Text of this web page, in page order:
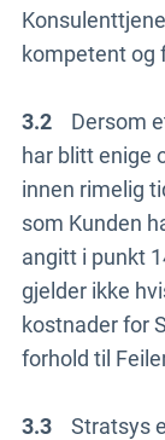
kompetent og
3.2Dersom et
har blitt enige
innen rimelig
som Kunden
angitt i punkt
gjelder ikke
kostnader for
forhold til
3.3
Stratsys